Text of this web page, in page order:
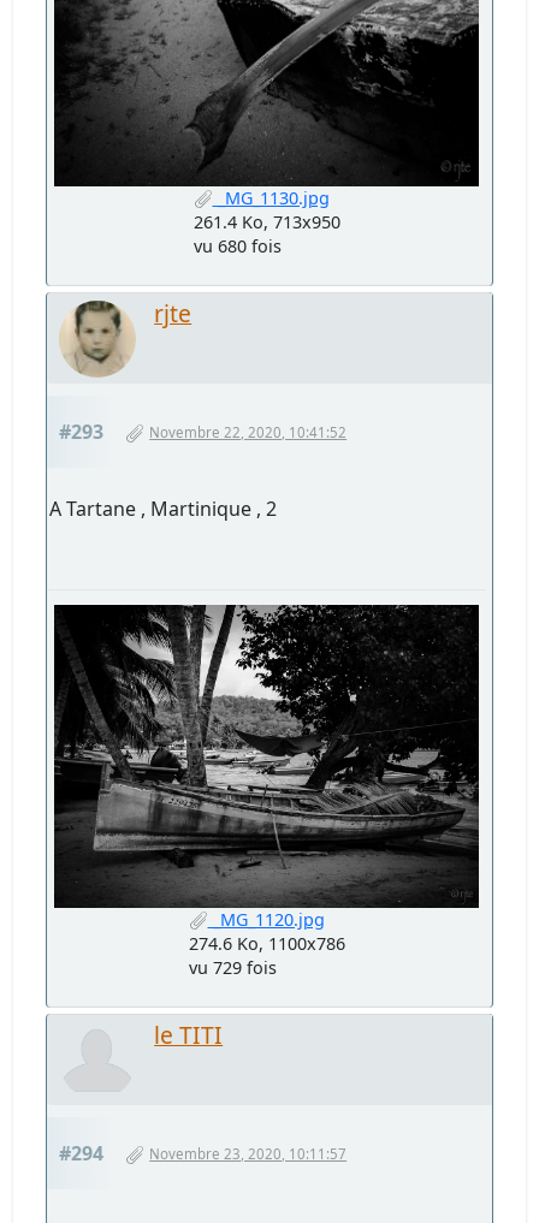
_MG_1130.jpg
261.4 Ko, 713x950
vu 680 fois
rjte
#293 Novembre 22, 2020, 10:41:52
A Tartane , Martinique , 2
_MG_1120.jpg
274.6 Ko, 1100x786
vu 729 fois
le TITI
#294 Novembre 23, 2020, 10:11:57